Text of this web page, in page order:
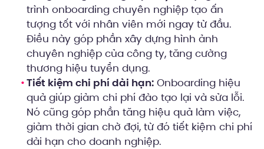
trình onboarding chuyên nghiệp tạo ấn
tượng tốt với nhân viên mới ngay từ đầu.
Điều này góp phần xây dựng hình ảnh
chuyên nghiệp của công ty, tăng cường
thương hiệu tuyển dụng.
Tiết kiệm chi phí dài hạn: Onboarding hiệu
quả giúp giảm chi phí đào tạo lại và sửa lỗi.
Nó cũng góp phần tăng hiệu quả làm việc,
giảm thời gian chờ đợi, từ đó tiết kiệm chi phí
dài hạn cho doanh nghiệp.